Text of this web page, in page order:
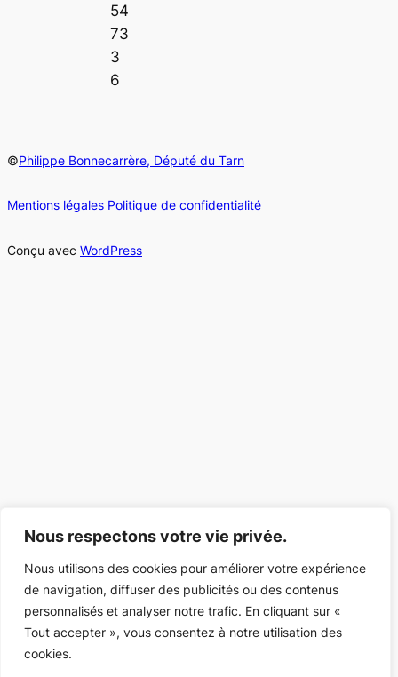
Nous respectons votre vie privée.
Nous utilisons des cookies pour améliorer votre expérience
de navigation, diffuser des publicités ou des contenus
personnalisés et analyser notre trafic. En cliquant sur «
Tout accepter », vous consentez à notre utilisation des
cookies.
54
73
3
6
©Philippe Bonnecarrère, Député du Tarn
Mentions légales Politique de confidentialité
Conçu avec WordPress